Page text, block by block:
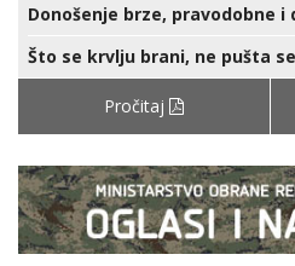
Donošenje brze, pravodobne i
Što se krvlju brani, ne pušta
Pročitaj